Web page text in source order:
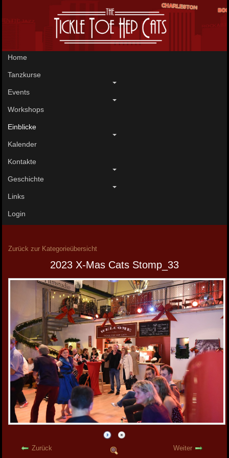
Home
Tanzkurse
Events
Workshops
Einblicke
Kalender
Kontakte
Geschichte
Links
Login
Zurück zur Kategorieübersicht
2023 X-Mas Cats Stomp_33
Zurück Weiter